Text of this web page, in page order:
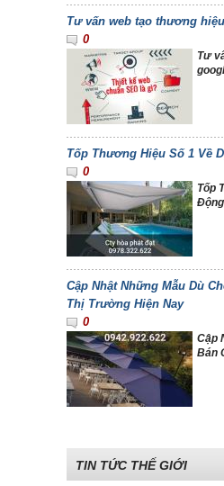
Tư vấn web tạo thương
0
Tư
Tốp Thương Hiệu Số 1 Về
0
Tốp
Cập Nhật Những Mẫu Dù
Thị Trường Hiện Nay
0
Cập
Bán
TIN TỨC THẾ GIỚI